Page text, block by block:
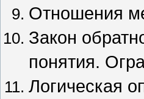
Отношения
Закон
понятия.
Логическая